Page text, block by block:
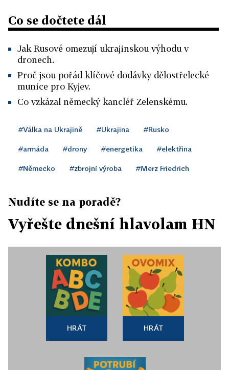
Co se dočtete dál
Jak Rusové omezují ukrajinskou výhodu v
dronech.
Proč jsou pořád klíčové dodávky dělostřelecké
munice pro Kyjev.
Co vzkázal německý kancléř Zelenskému.
#Válka na Ukrajině #Ukrajina #Rusko
#armáda #drony #energetika #elektřina
#Německo #zbrojní výroba #Merz Friedrich
Nudíte se na poradě?
Vyřešte dnešní hlavolam HN
HRÁT HRÁT